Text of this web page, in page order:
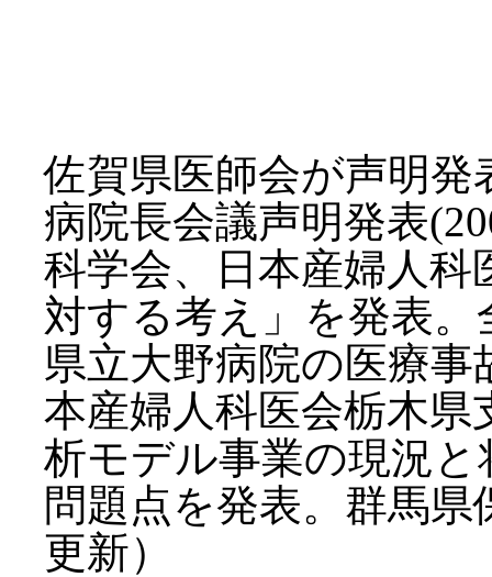
佐賀県医師会が声明発
病院長会議声明発表
科学会、日本産婦人
対する考え」を発表
県立大野病院の医療
本産婦人科医会栃木
析モデル事業の現況
問題点を発表。群馬県
更新）